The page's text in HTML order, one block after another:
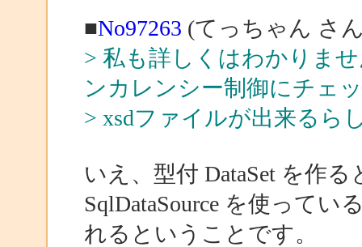
■No97263 (てっちゃん さ
> 私も詳しくはわかりま
ンカレンシー制御にチェ
> xsdファイルが出来るら
いえ、型付 DataSet を作
SqlDataSource を使って
れるということです。